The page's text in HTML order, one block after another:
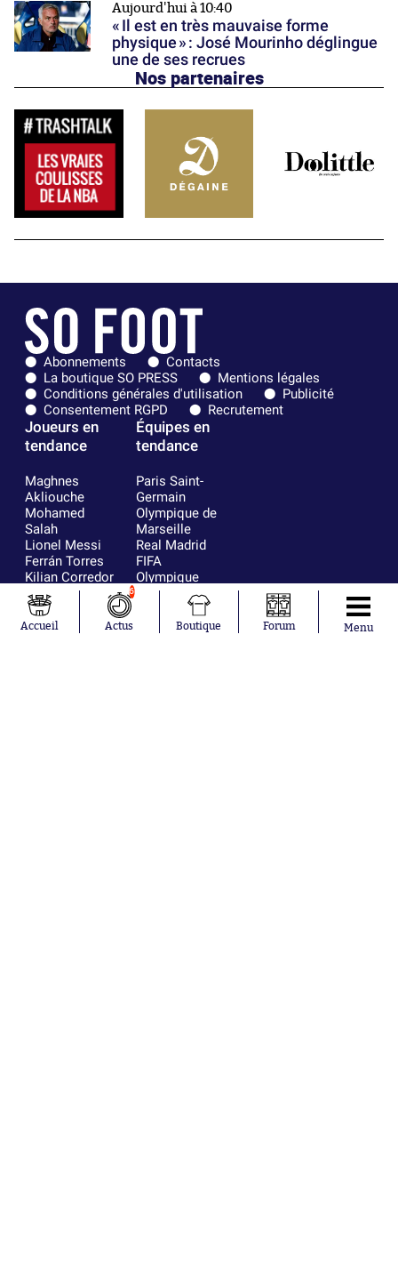
Aujourd'hui à 10:40
« Il est en très mauvaise forme
physique » : José Mourinho déglingue
une de ses recrues
Nos partenaires
Abonnements
Contacts
La boutique SO PRESS
Mentions légales
Conditions générales d'utilisation
Publicité
Consentement RGPD
Recrutement
Joueurs en
tendance
Maghnes
Akliouche
Mohamed
Salah
Lionel Messi
Ferrán Torres
Kilian Corredor
Franco
Mastantuono
Orel Mangala
Équipes en
tendance
Paris Saint-
Germain
Olympique de
Marseille
Real Madrid
FIFA
Olympique
lyonnais
AS Monaco
FC Barcelone
Accueil
6
Actus Boutique Forum Menu